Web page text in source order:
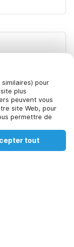
pour
plus
peuvent vous
site Web, pour
permettre de
peuvent
tout
de Belvilla. Vous